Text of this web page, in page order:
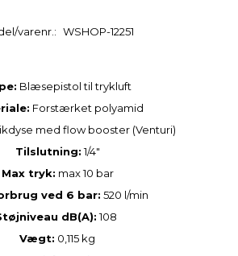
varenr.: WSHOP-12251
Blæsepistol til trykluft
Forstærket polyamid
med flow booster (Venturi)
Tilslutning:1/4"
Max tryk: max 10 bar
ved 6 bar: 520 l/min
dB(A):108
Vægt: 0,115 kg